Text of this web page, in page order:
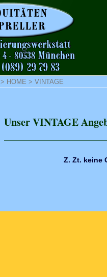
> HOME >VINTAGE
Unser VINTAGE
Z. Zt. keine